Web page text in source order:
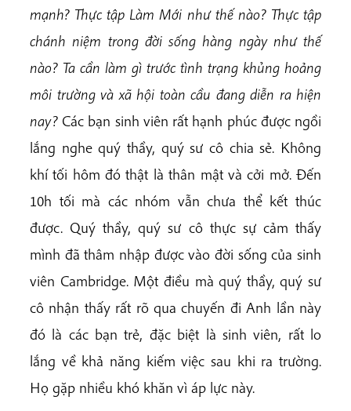
mạnh? Thực tập Làm Mới như thế nào? Thực tập
chánh niệm trong đời sống hàng ngày như thế
nào? Ta cần làm gì trước tình trạng khủng hoảng
môi trường và xã hội toàn cầu đang diễn ra hiện
nay? Các bạn sinh viên rất hạnh phúc được ngồi
lắng nghe quý thầy, quý sư cô chia sẻ. Không
khí tối hôm đó thật là thân mật và cởi mở. Đến
10h tối mà các nhóm vẫn chưa thể kết thúc
được. Quý thầy, quý sư cô thực sự cảm thấy
mình đã thâm nhập được vào đời sống của sinh
viên Cambridge. Một điều mà quý thầy, quý sư
cô nhận thấy rất rõ qua chuyến đi Anh lần này
đó là các bạn trẻ, đặc biệt là sinh viên, rất lo
lắng về khả năng kiếm việc sau khi ra trường.
Họ gặp nhiều khó khăn vì áp lực này.